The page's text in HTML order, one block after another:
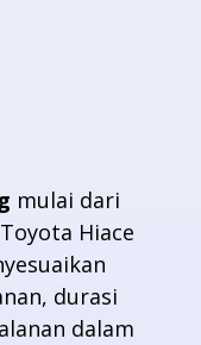
mulai dari
Hiace
durasi
dalam